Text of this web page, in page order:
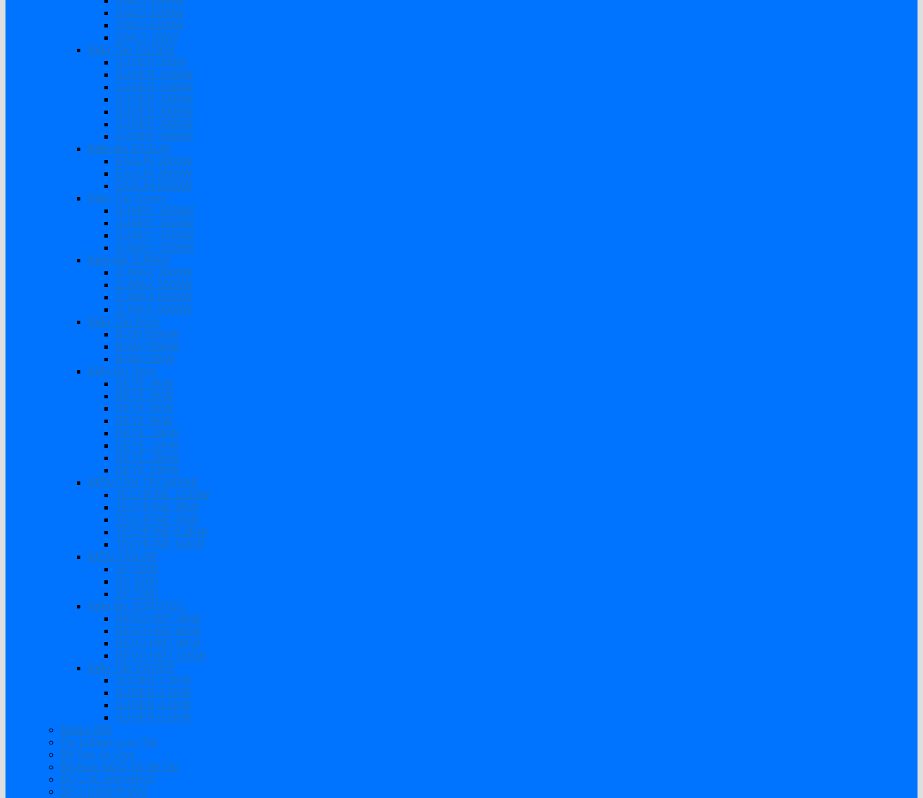
SAKO 4200W
SAKO 6200W
SAKO 11KW
Biến Tần SUOER
SUOER 500W
SUOER 1000W
SUOER 1500W
SUOER 2000W
SUOER 3000W
SUOER 3200W
SUOER 5000W
Biến tần EASUN
EASUN 3000W
EASUN 3800W
EASUN 6200W
Biến Tần Sumry
SUMRY 1800W
SUMRY 3000W
SUMRY 3800W
SUMRY 6200W
Biến tần ZUMAX
ZUMAX 3000W
ZUMAX 5500W
ZUMAX 6200W
ZUMAX 6600W
Biến Tần Bơm
BƠM 5500W
BƠM 7500W
BƠM 15KW
Biến tần Deye
DEYE 3KW
DEYE 5KW
DEYE 6KW
DEYE 8KW
DEYE 10KW
DEYE 12KW
DEYE 16KW
DEYE 20KW
BIẾN TẦN TECHFINE
TECHFINE 1200W
TECHFINE 3KW
TECHFINE 4KW
TECHFINE 6.2KW
TECHFINE 11KW
BIẾN TẦN SP
SP 3200
SP 4200
SP 7000
Biến tần SOROTEC
REVO HMT 4KW
REVO HMT 6KW
REVO HMT 8KW
REVO HMT 11KW
Biến Tần SUOER
SUOER 2.2KW
SUOER 3.2KW
SUOER 4.2KW
SUOER 6.2KW
Modul Wifi
Pin Lithium Lưu Trữ
Bộ Sạc Ắc Quy
Bộ Kích Nổ Ô Tô Xe Tải
BỘ LỌC ĐĨA ARKA
BỘ CHÂM PHÂN